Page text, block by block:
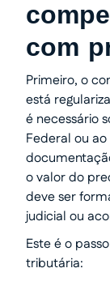
com
Primeiro, o
está
é necessário
Federal ou
o valor do
deve ser
judicial ou
Este é o
tributária: